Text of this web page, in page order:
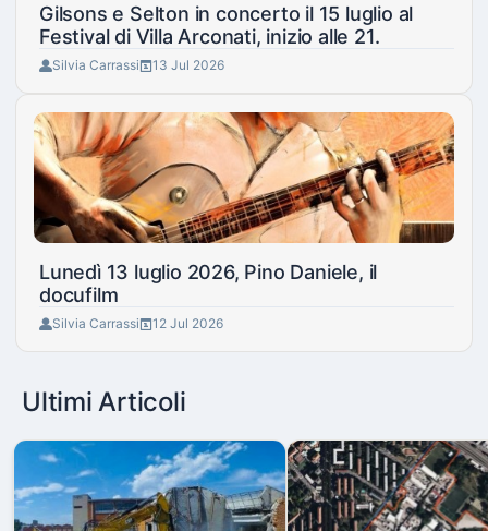
Gilsons e Selton in concerto il 15 luglio al
Festival di Villa Arconati, inizio alle 21.
Silvia Carrassi 13 Jul 2026
Lunedì 13 luglio 2026, Pino Daniele, il
docufilm
Silvia Carrassi 12 Jul 2026
Ultimi Articoli